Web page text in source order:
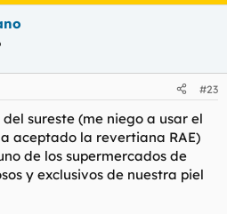
#23
sureste (me niego a usar el
aceptado la revertiana RAE)
de los supermercados de
y exclusivos de nuestra piel